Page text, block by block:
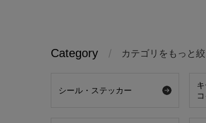
Category カテゴリをもっと
シール・ステッカー